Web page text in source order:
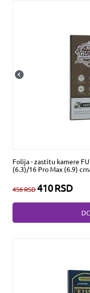
Folija - zastitu kamere
(6.3)/16 Pro Max (6.9)
456RSD410RSD